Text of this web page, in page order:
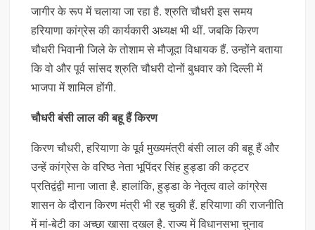
जागीर के रूप में चलाया जा रहा है. श्रुति चौधरी इस समय
हरियाणा कांग्रेस की कार्यकारी अध्यक्ष भी थीं. जबकि किरण
चौधरी भिवानी जिले के तोशाम से मौजूदा विधायक हैं. उन्होंने बताया
कि वो और पूर्व सांसद श्रुति चौधरी दोनों बुधवार को दिल्ली में
भाजपा में शामिल होंगी.
चौधरी बंसी लाल की बहू हैं किरण
किरण चौधरी, हरियाणा के पूर्व मुख्यमंत्री बंसी लाल की बहू हैं और
उन्हें कांग्रेस के वरिष्ठ नेता भूपिंदर सिंह हुड्डा की कट्टर
प्रतिद्वंद्वी माना जाता है. हालांकि, हुड्डा के नेतृत्व वाले कांग्रेस
शासन के दौरान किरण मंत्री भी रह चुकी हैं. हरियाणा की राजनीति
में मां-बेटी का अच्छा खासा दखल है. राज्य में विधानसभा चुनाव